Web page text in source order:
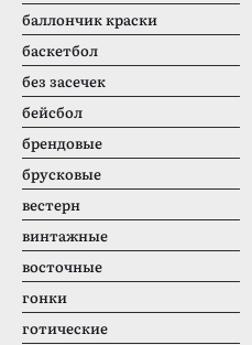
баллончик краски
баскетбол
без засечек
бейсбол
брендовые
брусковые
вестерн
винтажные
восточные
гонки
готические